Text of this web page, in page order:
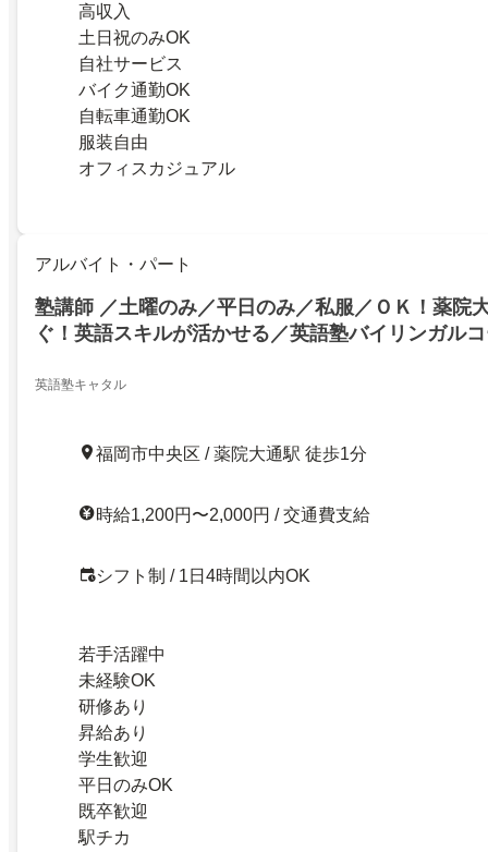
高収入
土日祝のみOK
自社サービス
バイク通勤OK
自転車通勤OK
服装自由
オフィスカジュアル
アルバイト・パート
塾講師 ／土曜のみ／平日のみ／私服／ＯＫ！薬院
ぐ！英語スキルが活かせる／英語塾バイリンガル
英語塾キャタル
福岡市中央区 / 薬院大通駅 徒歩1分
時給1,200円〜2,000円 / 交通費支給
シフト制 / 1日4時間以内OK
若手活躍中
未経験OK
研修あり
昇給あり
学生歓迎
平日のみOK
既卒歓迎
駅チカ